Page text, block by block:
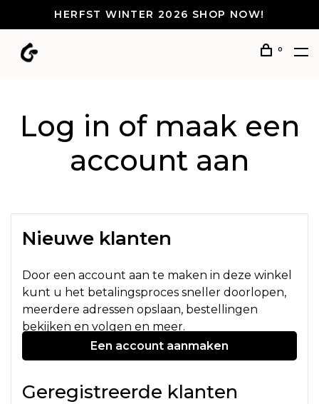
HERFST WINTER 2026 SHOP NOW!
0
Log in of maak een
account aan
Nieuwe klanten
Door een account aan te maken in deze winkel
kunt u het betalingsproces sneller doorlopen,
meerdere adressen opslaan, bestellingen
bekijken en volgen en meer.
Een account aanmaken
Geregistreerde klanten